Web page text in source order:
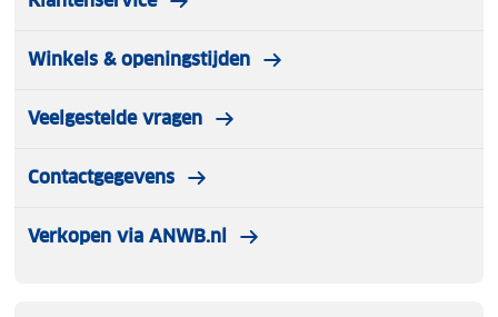
Winkels & openingstijden
Veelgestelde vragen
Contactgegevens
Verkopen via ANWB.nl